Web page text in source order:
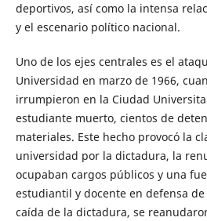
deportivos, así como la intensa
y el escenario político nacional.
Uno de los ejes centrales es el
Universidad en marzo de 1966,
irrumpieron en la Ciudad
estudiante muerto, cientos de
materiales. Este hecho provocó la
universidad por la dictadura, la
ocupaban cargos públicos y una
estudiantil y docente en defensa
caída de la dictadura, se